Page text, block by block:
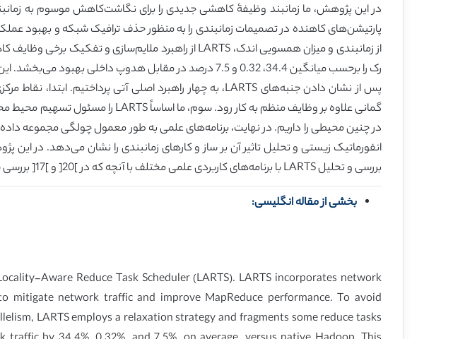
پارتیشن‌های کاهنده در تصمیمات زمانبندی را به منظور حذف ترافیک شبکه و بهبود
رک را برحسب میانگین 34.4، 0.32 و 7.5 درصد در مقابل هدوپ داخلی بهبود می‌بخشد. این روند حاکی از بهبود عملکرد 7 درصد و تا 11.6 درصد است.
بررسی و تحلیل LARTS با برنامه‌های کاربردی علمی مختلف با آنچه که در ]20[ و ]17[ بررسی شد نیز ، سمت سوی ضروری آتی محسوب می‌شود.
بخشی از مقاله انگلیسی:
Aware Reduce Task Scheduler (LARTS). LARTS incorporates network
mitigate network traffic and improve MapReduce performance. To avoid
LARTS employs a relaxation strategy and fragments some reduce tasks